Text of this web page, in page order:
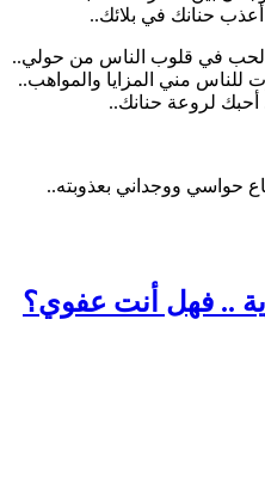
حنانك في بلائك..
في قلوب الناس من حولي..
للناس مني المزايا والمواهب..
لروعة حنانك..
حواسي ووجداني بعذوبته..
.. فهل أنت عفوي؟